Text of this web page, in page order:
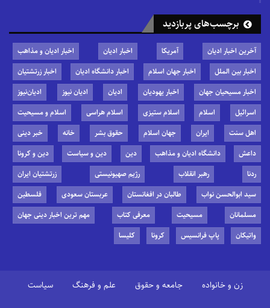
برچسب‌های پربازدید
آخرین اخبار ادیان آمریکا اخبار ادیان
اخبار ادیان و مذاهب
اخبار بین الملل
اخبار جهان اسلام اخبار دانشگاه ادیان
اخبار زرتشتیان
اخبار مسیحیان جهان
اخبار یهودیان ادیان ادیان نیوز
ادیان‌نیوز
اسرائیل
اسلام اسلام ستیزی اسلام هراسی
اسلام و مسیحیت
اهل سنت
ایران جهان اسلام حقوق بشر خانه
خبر دینی
داعش
دانشگاه ادیان و مذاهب دین دین و سیاست
دین و کرونا
ردنا
رهبر انقلاب رژیم صهیونیستی
زرتشتیان ایران
سید ابوالحسن نواب
طالبان در افغانستان عربستان سعودی
فلسطین
مسلمانان
مسیحیت معرفی کتاب
مهم ترین اخبار دینی جهان
واتیکان
پاپ فرانسیس کرونا کلیسا
زن و خانواده جامعه و حقوق علم و فرهنگ سیاست